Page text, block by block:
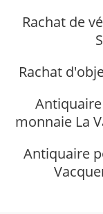
Rachat de
Rachat
monnaie La
Antiquaire